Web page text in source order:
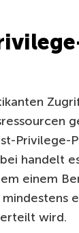
Privilege-
handelt
einem
wird.